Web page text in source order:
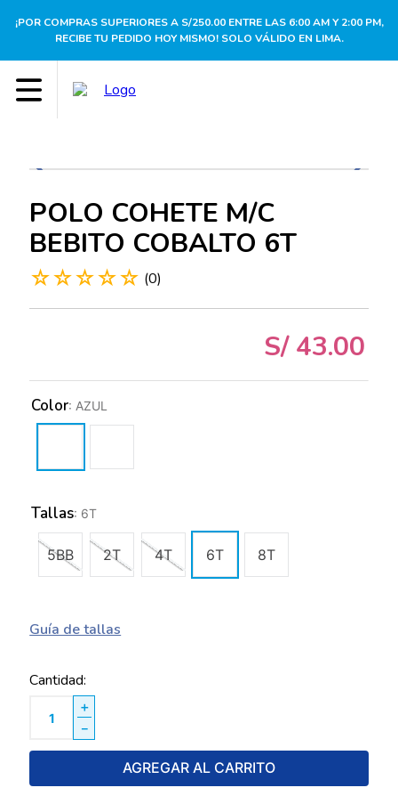
¡POR COMPRAS SUPERIORES A S/250.00 ENTRE LAS 6:00 AM Y 2:00 PM,
RECIBE TU PEDIDO HOY MISMO! SOLO VÁLIDO EN LIMA.
POLO COHETE M/C
BEBITO COBALTO 6T
☆☆☆☆☆ (0)
S/ 43.00
Tallas: 6T
5BB 2T 4T 6T 8T
Color: AZUL
Guía de tallas
Cantidad
＋
－
AGREGAR AL CARRITO